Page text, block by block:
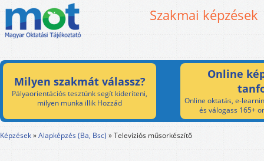
Szakmai képzések
Milyen szakmát válassz?
Pályaorientációs tesztünk segít kideríteni,
milyen munka illik Hozzád
Online
Online oktatás, e-
és válogass 165+
Képzések»Alapképzés (Ba, Bsc) »Televíziós műsorkészítő